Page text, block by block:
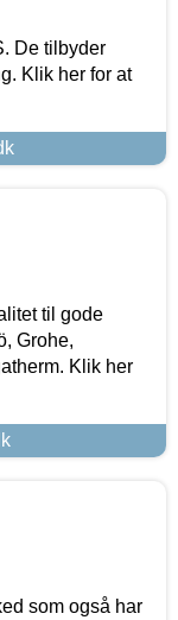
De tilbyder
Klik her for at
til gode
Grohe,
Klik her
som også har